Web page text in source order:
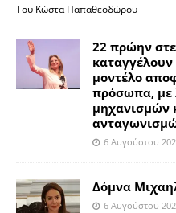
Του Κώστα Παπαθεοδώρου
22 πρώην
μοντέλο
πρόσωπα, με
μηχανισμών
6 Αυγούστου
Δόμνα
6 Αυγούστου